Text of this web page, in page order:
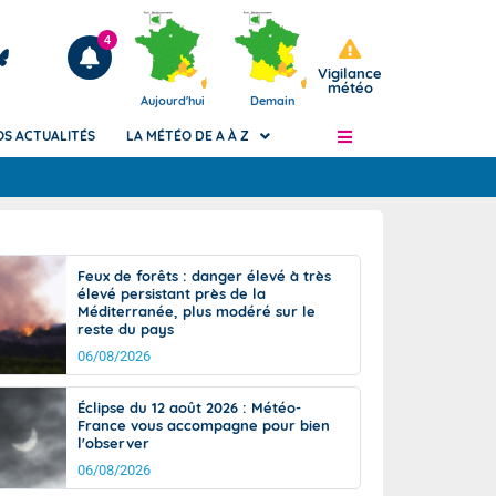
Articles
4
Aujourd'hui Demain
Vigilance
météo
de
Phénomènes dangereux de J+2 à J+7
Avertissement pluies intenses à l'échelle
des communes (Apic)
Bulletins Marine
d'avalanche
Météo des forêts
Vigicrues
ACTUALITÉS LA MÉTÉO DE A À Z
Feux de forêts : danger élevé à très
élevé persistant près de la
Méditerranée, plus modéré sur le
reste du pays
06/08/2026
Éclipse du 12 août 2026 : Météo-
France vous accompagne pour bien
l'observer
06/08/2026